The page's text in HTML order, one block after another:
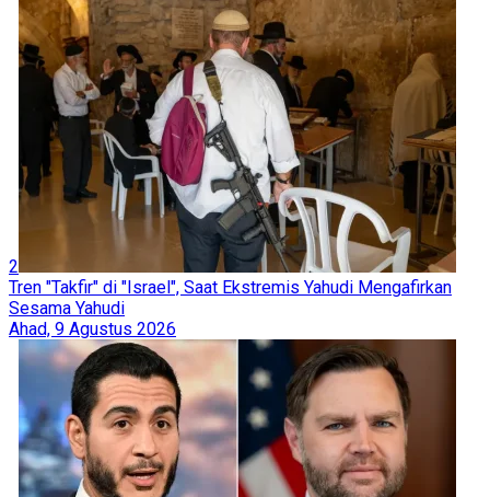
2
Tren "Takfir" di "Israel", Saat Ekstremis Yahudi Mengafirkan
Sesama Yahudi
Ahad, 9 Agustus 2026